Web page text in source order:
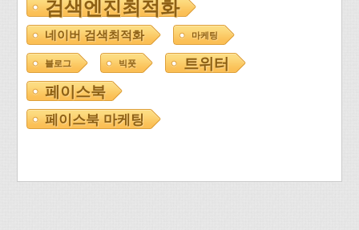
검색엔진최적화
네이버 검색최적화 마케팅
블로그 빅풋
트위터
페이스북
페이스북 마케팅